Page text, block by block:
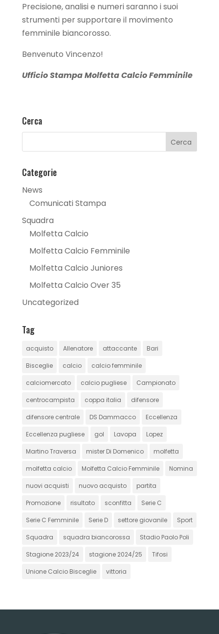
Precisione, analisi e numeri saranno i suoi
strumenti per supportare il movimento
femminile biancorosso.
Benvenuto Vincenzo!
Ufficio Stampa Molfetta Calcio Femminile
Cerca
Categorie
News
Comunicati Stampa
Squadra
Molfetta Calcio
Molfetta Calcio Femminile
Molfetta Calcio Juniores
Molfetta Calcio Over 35
Uncategorized
Tag
acquisto Allenatore attaccante Bari
Bisceglie calcio calcio femminile
calciomercato calcio pugliese Campionato
centrocampista coppa italia difensore
difensore centrale DS Dammacco Eccellenza
Eccellenza pugliese gol Lavopa Lopez
Martino Traversa mister Di Domenico molfetta
molfetta calcio Molfetta Calcio Femminile Nomina
nuovi acquisti nuovo acquisto partita
Promozione risultato sconfitta Serie C
Serie C Femminile Serie D settore giovanile Sport
Squadra squadra biancorossa Stadio Paolo Poli
Stagione 2023/24 stagione 2024/25 Tifosi
Unione Calcio Bisceglie vittoria